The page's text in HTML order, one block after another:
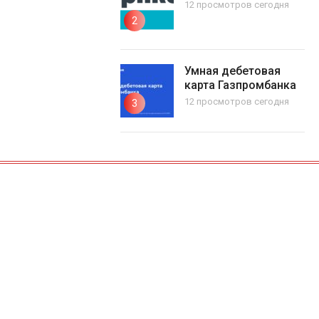
2
12 просмотров
3
Умная дебетовая
карта Газпромбанка
12 просмотров